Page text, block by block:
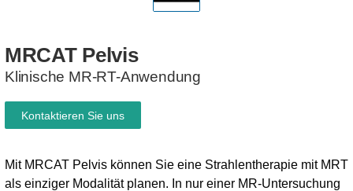
MRCAT Pelvis
Klinische MR-RT-Anwendung
Mit MRCAT Pelvis können Sie eine Strahlentherapie mit MRT
als einziger Modalität planen. In nur einer MR-Untersuchung
Kontaktieren Sie uns